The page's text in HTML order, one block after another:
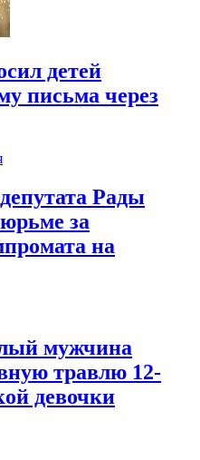
детей
письма через
Рады
за
на
мужчина
травлю 12-
девочки